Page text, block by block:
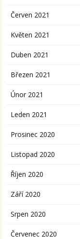
Červen 2021
Květen 2021
Duben 2021
Březen 2021
Únor 2021
Leden 2021
Prosinec 2020
Listopad 2020
Říjen 2020
Září 2020
Srpen 2020
Červenec 2020